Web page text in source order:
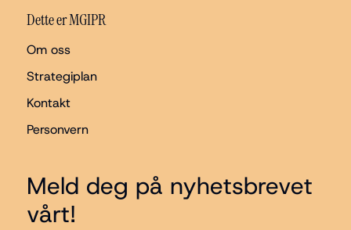
Dette er MGIPR
Om oss
Strategiplan
Kontakt
Personvern
Meld deg på nyhetsbrevet
vårt!